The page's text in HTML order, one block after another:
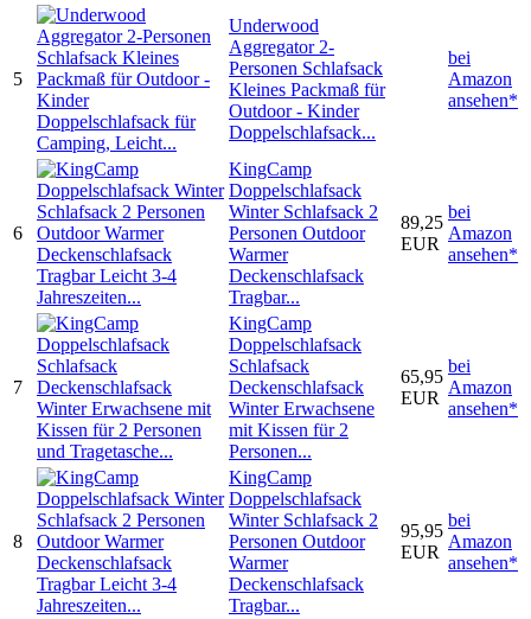
5
Underwood
Aggregator 2-
Personen Schlafsack
Kleines Packmaß für
Outdoor - Kinder
Doppelschlafsack...
bei
Amazon
ansehen*
6
KingCamp
Doppelschlafsack
Winter Schlafsack 2
Personen Outdoor
Warmer
Deckenschlafsack
Tragbar...
89,25
EUR
bei
Amazon
ansehen*
7
KingCamp
Doppelschlafsack
Schlafsack
Deckenschlafsack
Winter Erwachsene
mit Kissen für 2
Personen...
65,95
EUR
bei
Amazon
ansehen*
8
KingCamp
Doppelschlafsack
Winter Schlafsack 2
Personen Outdoor
Warmer
Deckenschlafsack
Tragbar...
95,95
EUR
bei
Amazon
ansehen*